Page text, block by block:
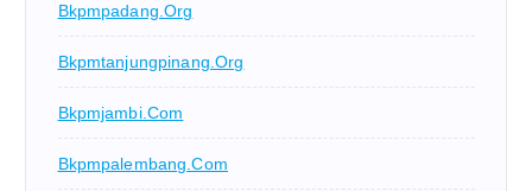
Bkpmpadang.org
Bkpmtanjungpinang.org
Bkpmjambi.com
Bkpmpalembang.com